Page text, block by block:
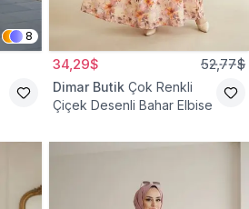
8
34,29$ 52,77$
Dimar Butik Çok Renkli
Çiçek Desenli Bahar Elbise